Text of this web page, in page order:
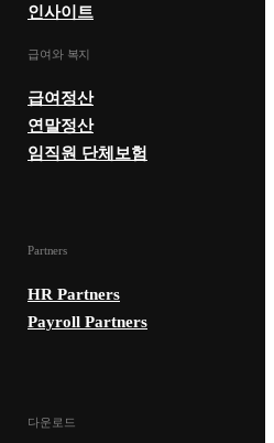
인사이트
급여와 복지
급여정산
연말정산
임직원 단체보험
Partners
HR Partners
Payroll Partners
다운로드